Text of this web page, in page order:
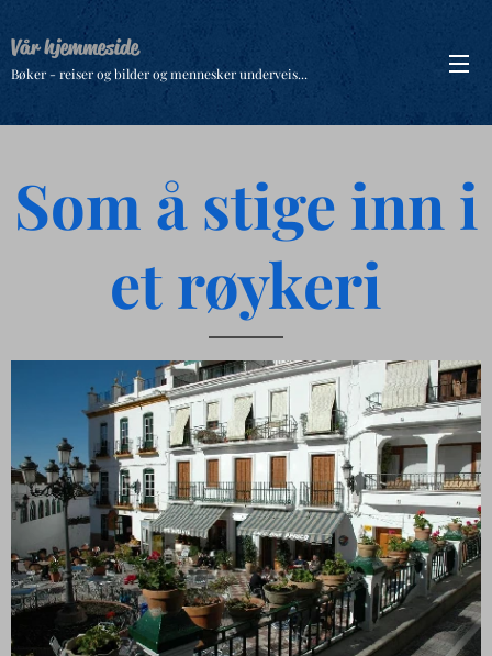
Vår hjemmeside
Bøker - reiser og bilder og mennesker underveis...
Som å stige inn i
et røykeri